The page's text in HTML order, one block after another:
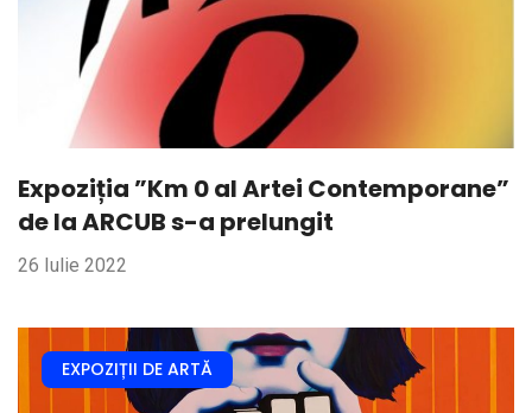
Expoziția ”Km 0 al Artei Contemporane”
de la ARCUB s-a prelungit
26 Iulie 2022
EXPOZIȚII DE ARTĂ